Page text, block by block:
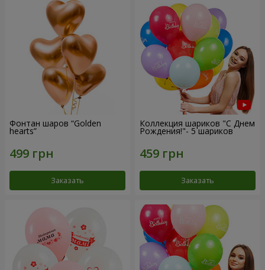
Фонтан шаров “Golden
hearts”
Заказать
Коллекция шариков "С Днем
Рождения!"- 5 шариков
Заказать